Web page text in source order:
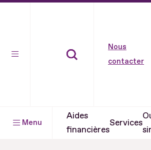
Nous
contacter
Menu
Aides
financières
Services